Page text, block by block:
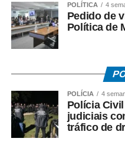
POLÍTICA 4
Pedido de
Política de
POLÍCIA 4
Polícia
judiciais
tráfico de